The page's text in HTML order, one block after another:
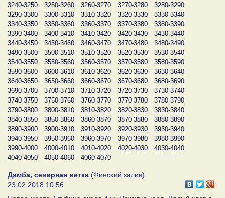
3240-3250
3250-3260 3260-3270 3270-3280
3280-3290
3290-3300
3300-3310 3310-3320 3320-3330
3330-3340
3340-3350
3350-3360 3360-3370 3370-3380
3380-3390
3390-3400
3400-3410 3410-3420 3420-3430
3430-3440
3440-3450
3450-3460 3460-3470 3470-3480
3480-3490
3490-3500
3500-3510 3510-3520 3520-3530
3530-3540
3540-3550
3550-3560 3560-3570 3570-3580
3580-3590
3590-3600
3600-3610 3610-3620 3620-3630
3630-3640
3640-3650
3650-3660 3660-3670 3670-3680
3680-3690
3690-3700
3700-3710 3710-3720 3720-3730
3730-3740
3740-3750
3750-3760 3760-3770 3770-3780
3780-3790
3790-3800
3800-3810 3810-3820 3820-3830
3830-3840
3840-3850
3850-3860 3860-3870 3870-3880
3880-3890
3890-3900
3900-3910 3910-3920 3920-3930
3930-3940
3940-3950
3950-3960 3960-3970 3970-3980
3980-3990
3990-4000
4000-4010 4010-4020 4020-4030
4030-4040
4040-4050
4050-4060 4060-4070
Дамба, северная ветка (Финский залив)
23.02.2018 10:56